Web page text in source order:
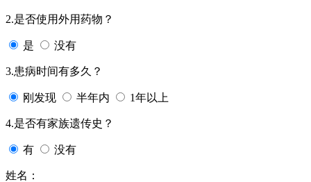
2.是否使用外用药物？
是 没有
3.患病时间有多久？
刚发现 半年内 1年以上
4.是否有家族遗传史？
有 没有
姓名：